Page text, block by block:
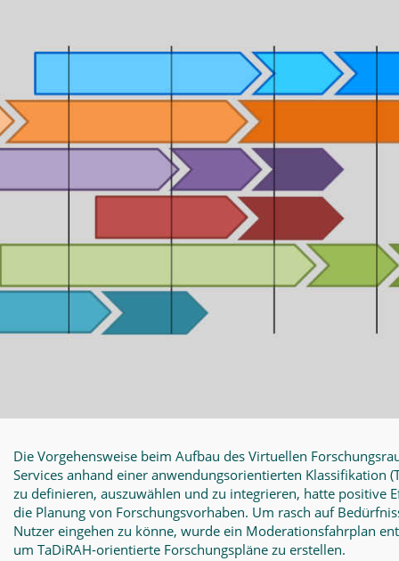
Die Vorgehensweise beim Aufbau des Virtuellen
Services anhand einer anwendungsorientierten Klassifikation
zu definieren, auszuwählen und zu integrieren, hatte positive
die Planung von Forschungsvorhaben. Um rasch auf
Nutzer eingehen zu könne, wurde ein Moderationsfahrplan
um TaDiRAH-orientierte Forschungspläne zu erstellen.